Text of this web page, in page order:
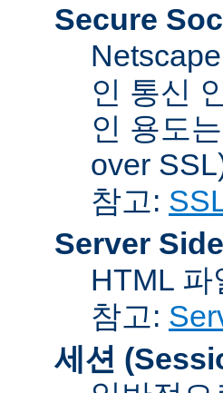
Secure
인 통신
인 용도는
over
참고:
Server
HTML
참고:
세션